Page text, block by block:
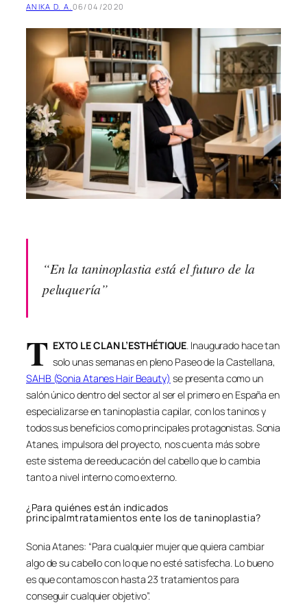
ANIKA D. A. 06/04/2020
“En la taninoplastia está el futuro de la
peluquería”
T EXTO LE CLAN L’ESTHÉTIQUE. Inaugurado hace tan
solo unas semanas en pleno Paseo de la Castellana,
SAHB (Sonia Atanes Hair Beauty) se presenta como un
salón único dentro del sector al ser el primero en España en
especializarse en taninoplastia capilar, con los taninos y
todos sus beneficios como principales protagonistas. Sonia
Atanes, impulsora del proyecto, nos cuenta más sobre
este sistema de reeducación del cabello que lo cambia
tanto a nivel interno como externo.
¿Para quiénes están indicados
principalmtratamientos ente los de taninoplastia?
Sonia Atanes: “Para cualquier mujer que quiera cambiar
algo de su cabello con lo que no esté satisfecha. Lo bueno
es que contamos con hasta 23 tratamientos para
conseguir cualquier objetivo”.